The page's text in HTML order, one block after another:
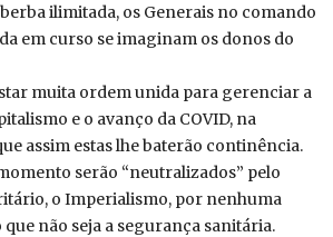
ilimitada, os Generais no comando
em curso se imaginam os donos do
muita ordem unida para gerenciar a
e o avanço da COVID, na
assim estas lhe baterão continência.
serão “neutralizados” pelo
o Imperialismo, por nenhuma
não seja a segurança sanitária.